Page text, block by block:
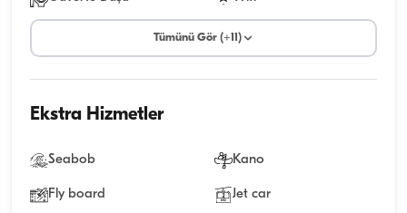
Tümünü Gör (+11)
Ekstra Hizmetler
Seabob Kano
Fly board Jet car